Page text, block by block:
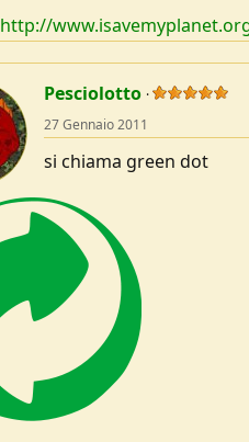
http://
Pesciolotto
27 Gennaio 2011
si chiama green dot